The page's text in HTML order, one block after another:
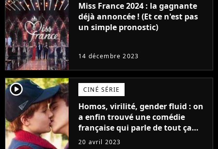
Miss France 2024 : la gagnante
déjà annoncée ! (Et ce n'est pas
un simple pronostic)
14 décembre 2023
player2 CINÉ SÉRIE
Homos, virilité, gender fluid : on
a enfin trouvé une comédie
française qui parle de tout ça
sans être super ringarde
20 avril 2023